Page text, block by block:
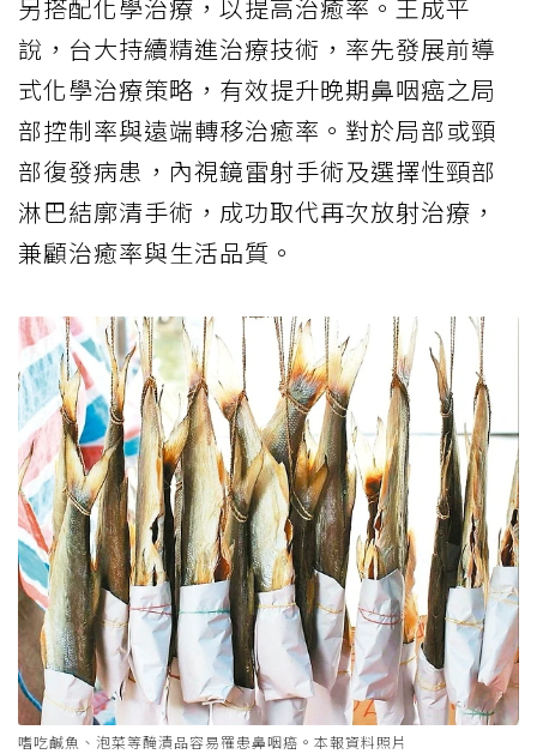
另搭配化學治療，以提高治癒率。王成平
說，台大持續精進治療技術，率先發展前導
式化學治療策略，有效提升晚期鼻咽癌之局
部控制率與遠端轉移治癒率。對於局部或頸
部復發病患，內視鏡雷射手術及選擇性頸部
淋巴結廓清手術，成功取代再次放射治療，
兼顧治癒率與生活品質。
嗜吃鹹魚、泡菜等醃漬品容易罹患鼻咽癌。本報資料照片